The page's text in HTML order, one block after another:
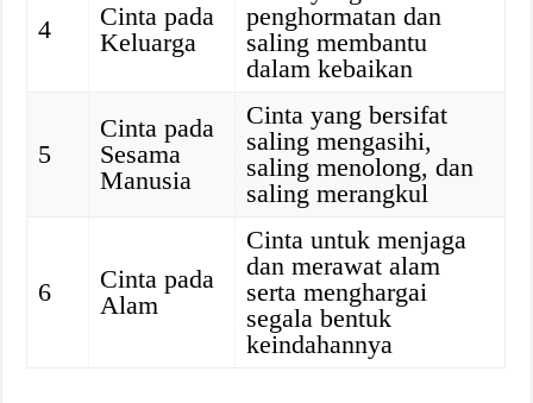
4
Cinta pada
Keluarga
penghormatan dan
saling membantu
dalam kebaikan
5
Cinta pada
Sesama
Manusia
Cinta yang bersifat
saling mengasihi,
saling menolong, dan
saling merangkul
6
Cinta pada
Alam
Cinta untuk menjaga
dan merawat alam
serta menghargai
segala bentuk
keindahannya